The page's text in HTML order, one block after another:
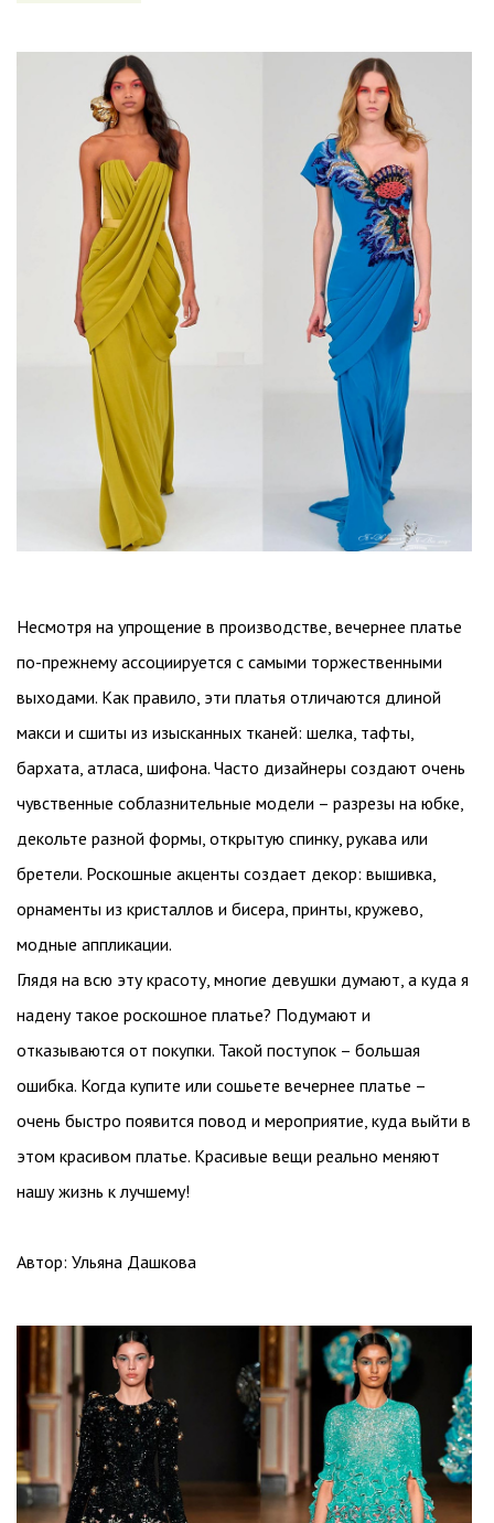
Несмотря на упрощение в производстве, вечернее платье
по-прежнему ассоциируется с самыми торжественными
выходами. Как правило, эти платья отличаются длиной
макси и сшиты из изысканных тканей: шелка, тафты,
бархата, атласа, шифона. Часто дизайнеры создают очень
чувственные соблазнительные модели – разрезы на юбке,
декольте разной формы, открытую спинку, рукава или
бретели. Роскошные акценты создает декор: вышивка,
орнаменты из кристаллов и бисера, принты, кружево,
модные аппликации.
Глядя на всю эту красоту, многие девушки думают, а куда я
надену такое роскошное платье? Подумают и
отказываются от покупки. Такой поступок – большая
ошибка. Когда купите или сошьете вечернее платье –
очень быстро появится повод и мероприятие, куда выйти в
этом красивом платье. Красивые вещи реально меняют
нашу жизнь к лучшему!
Автор: Ульяна Дашкова